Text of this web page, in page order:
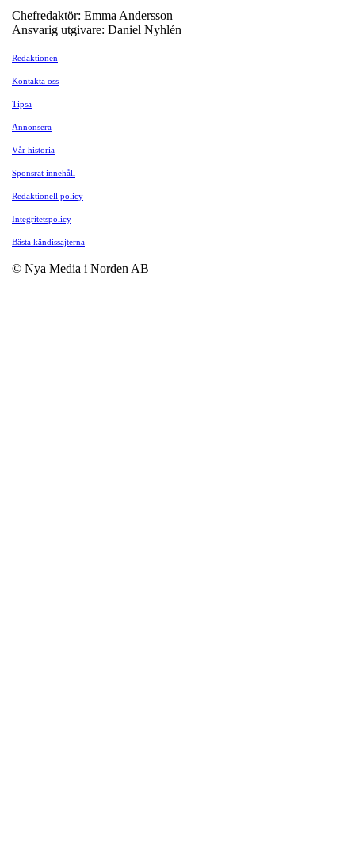
Chefredaktör: Emma Andersson
Ansvarig utgivare: Daniel Nyhlén
Redaktionen
Kontakta oss
Tipsa
Annonsera
Vår historia
Sponsrat innehåll
Redaktionell policy
Integritetspolicy
Bästa kändissajterna
© Nya Media i Norden AB